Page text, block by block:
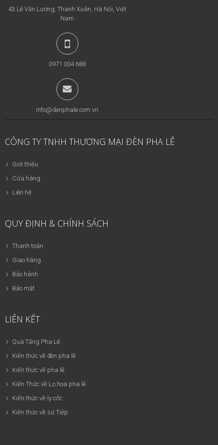
43 Lê Văn Lương, Thanh Xuân, Hà Nội, Việt
Nam
0971 004 688
info@denphale.com.vn
CÔNG TY TNHH THƯƠNG MẠI ĐÈN PHA LÊ
Giới thiệu
Cửa hàng
Liên hệ
QUY ĐỊNH & CHÍNH SÁCH
Thanh toán
Giao hàng
Bảo hành
Bảo mật
LIÊN KẾT
Quà Tặng Pha Lê
Kiến thức về đèn pha lê
Kiến thức về pha lê
Kiến Thức về Lọ hoa pha lê
Kiến thức về ly cốc
Kiến thức về sứ Tiệp